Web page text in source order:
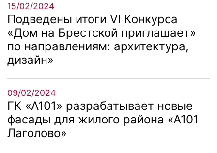
15/02/2024
Подведены итоги VI Конкурса
«Дом на Брестской приглашает»
по направлениям: архитектура,
дизайн»
09/02/2024
ГК «А101» разрабатывает новые
фасады для жилого района «А101
Лаголово»